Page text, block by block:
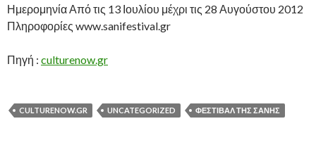
Ημερομηνία Από τις 13 Ιουλίου μέχρι τις 28 Αυγούστου 2012
Πληροφορίες www.sanifestival.gr
Πηγή : culturenow.gr
CULTURENOW.GR UNCATEGORIZED ΦΕΣΤΙΒΆΛ ΤΗΣ ΣΆΝΗΣ